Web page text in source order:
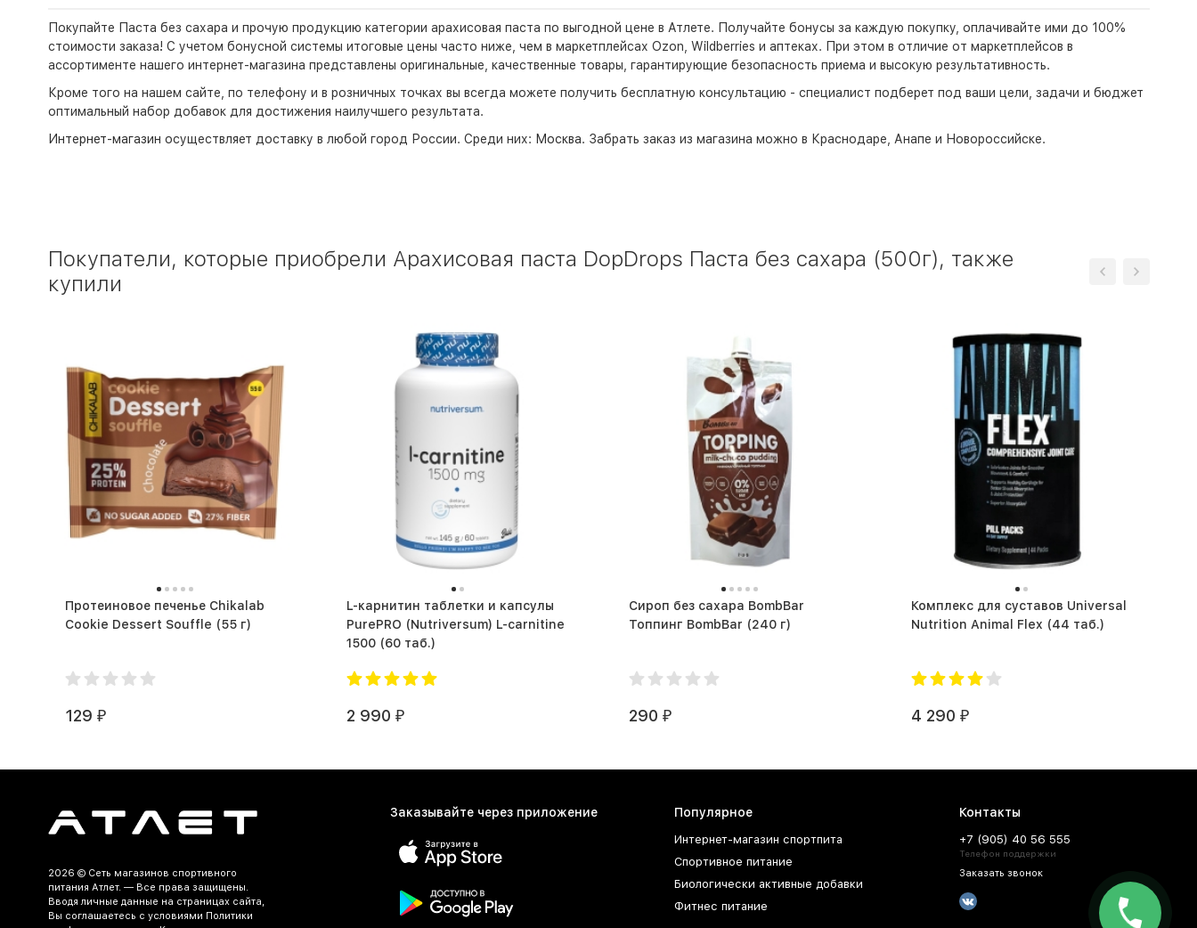
Покупайте Паста без сахара и прочую продукцию категории арахисовая паста по выгодной цене в Атлете. Получайте бонусы за каждую покупку, оплачивайте ими до 100%
стоимости заказа! С учетом бонусной системы итоговые цены часто ниже, чем в маркетплейсах Ozon, Wildberries и аптеках. При этом в отличие от маркетплейсов в
ассортименте нашего интернет-магазина представлены оригинальные, качественные товары, гарантирующие безопасность приема и высокую результативность.
Кроме того на нашем сайте, по телефону и в розничных точках вы всегда можете получить бесплатную консультацию - специалист подберет под ваши цели, задачи и бюджет
оптимальный набор добавок для достижения наилучшего результата.
Интернет-магазин осуществляет доставку в любой город России. Среди них: Москва. Забрать заказ из магазина можно в Краснодаре, Анапе и Новороссийске.
Покупатели, которые приобрели Арахисовая паста DopDrops Паста без сахара (500г), также
купили
Протеиновое печенье Chikalab
Cookie Dessert Souffle (55 г)
129 ₽
L-карнитин таблетки и капсулы
PurePRO (Nutriversum) L-carnitine
1500 (60 таб.)
2 990 ₽
Сироп без сахара BombBar
Топпинг BombBar (240 г)
290 ₽
Комплекс для суставов Universal
Nutrition Animal Flex (44 таб.)
4 290 ₽
2026 © Сеть магазинов спортивного
питания Атлет. — Все права защищены.
Вводя личные данные на страницах сайта,
Вы соглашаетесь c условиями Политики
Заказывайте через приложение Популярное
Интернет-магазин спортпита
Спортивное питание
Биологически активные добавки
Фитнес питание
Контакты
+7 (905) 40 56 555
Телефон поддержки
Заказать звонок